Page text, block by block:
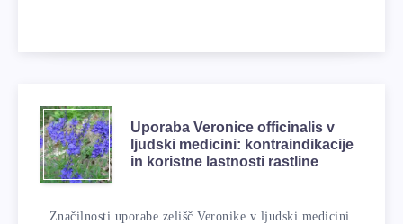
Uporaba Veronice officinalis v
ljudski medicini: kontraindikacije
in koristne lastnosti rastline
Značilnosti uporabe zelišč Veronike v ljudski medicini.